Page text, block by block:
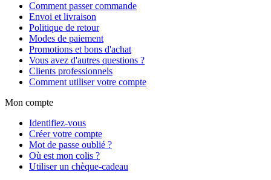
Comment passer commande
Envoi et livraison
Politique de retour
Modes de paiement
Promotions et bons d'achat
Vous avez d'autres questions ?
Clients professionnels
Comment utiliser votre compte
Mon compte
Identifiez-vous
Créer votre compte
Mot de passe oublié ?
Où est mon colis ?
Utiliser un chèque-cadeau